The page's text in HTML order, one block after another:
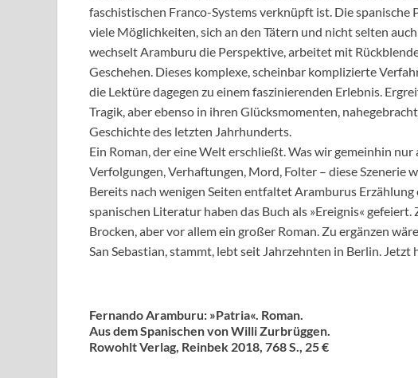
faschistischen Franco-Systems verknüpft ist. Die
viele Möglichkeiten, sich an den Tätern und nicht selten
wechselt Aramburu die Perspektive, arbeitet mit
Geschehen. Dieses komplexe, scheinbar komplizierte
die Lektüre dagegen zu einem faszinierenden Erlebnis.
Tragik, aber ebenso in ihren Glücksmomenten,
Geschichte des letzten Jahrhunderts.
Ein Roman, der eine Welt erschließt. Was wir gemeinhin
Verfolgungen, Verhaftungen, Mord, Folter – diese Szenerie
Bereits nach wenigen Seiten entfaltet Aramburus
spanischen Literatur haben das Buch als »Ereignis«
Brocken, aber vor allem ein großer Roman. Zu ergänzen
San Sebastian, stammt, lebt seit Jahrzehnten in Berlin.
Fernando Aramburu: »Patria«. Roman.
Aus dem Spanischen von Willi Zurbrüggen.
Rowohlt Verlag, Reinbek 2018, 768 S., 25 €